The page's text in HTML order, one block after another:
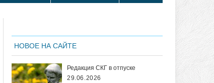
НОВОЕ НА САЙТЕ
Редакция СКГ в отпуске
29.06.2026